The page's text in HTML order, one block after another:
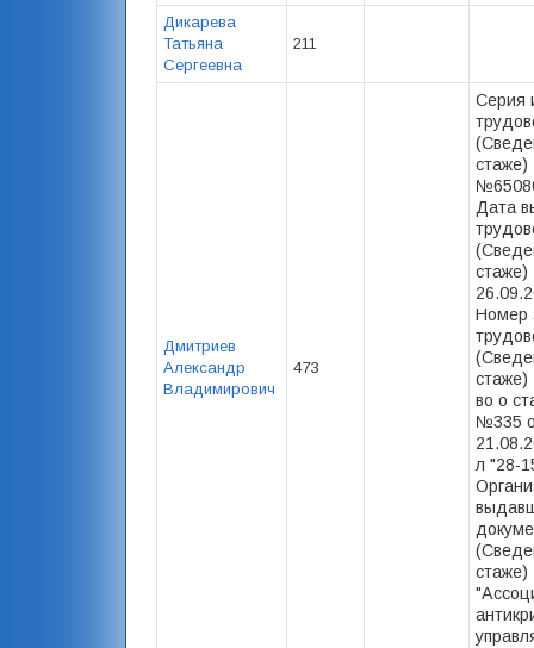
Дикарева
Татьяна
Сергеевна
211
Дмитриев
Александр
Владимирович
473
Серия
стаже)
Дата
стаже)
Номер
стаже)
во о
№335
л "28-